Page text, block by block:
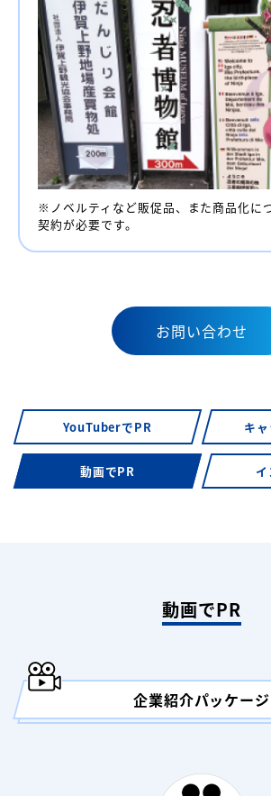
※ノベルティなど販促品、また商品化に
契約が必要です。
お問い合わせ
YouTuberでPR キ
動画でPR
動画でPR
企業紹介パッケージ